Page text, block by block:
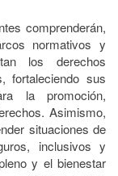
comprenderán,
normativos y
los derechos
fortaleciendo sus
la promoción,
Asimismo,
situaciones de
inclusivos y
y el bienestar